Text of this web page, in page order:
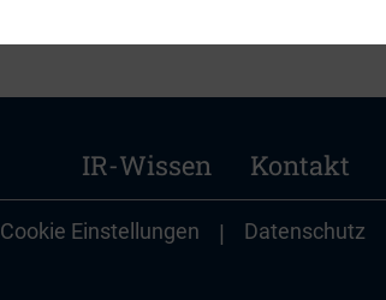
IR-Wissen Kontakt
Cookie Einstellungen | Datenschutz